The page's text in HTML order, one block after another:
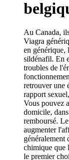
Au Canada,
Viagra
en générique,
sildénafil. En
troubles de
retrouver une
rapport
Vous pouvez
domicile,
remboursé.
augmenter
généralement
chimique que
le premier